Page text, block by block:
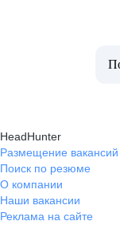
HeadHunter
Размещение вакансий
Поиск по резюме
О компании
Наши вакансии
Реклама на сайте